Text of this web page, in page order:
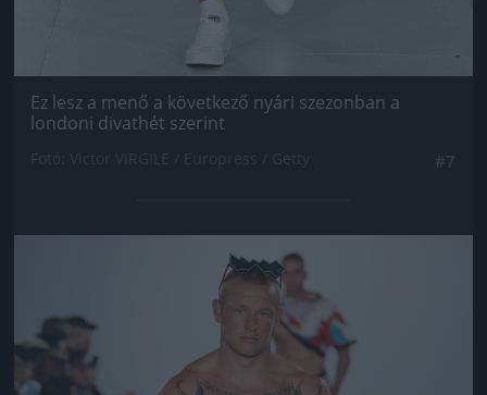
Ez lesz a menő a következő nyári szezonban a
londoni divathét szerint
Jön még kép!